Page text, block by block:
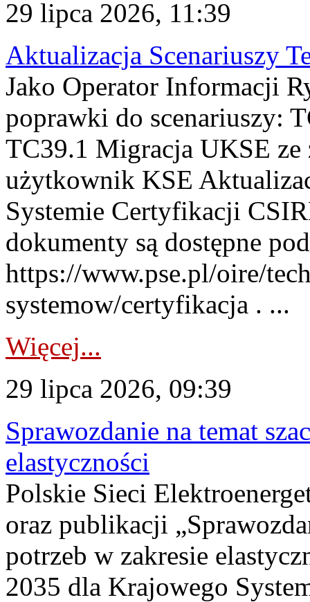
29 lipca 2026, 11:39
Aktualizacja Scenariuszy
Jako Operator Informacji
poprawki do scenariuszy:
TC39.1 Migracja UKSE
użytkownik KSE
Systemie Certyfikacji
dokumenty są dostępne
https://www.pse.pl/oire/
systemow/certyfikacja . ...
Więcej...
29 lipca 2026, 09:39
Sprawozdanie na temat
elastyczności
Polskie Sieci
oraz publikacji
potrzeb w zakresie
2035 dla Krajowego